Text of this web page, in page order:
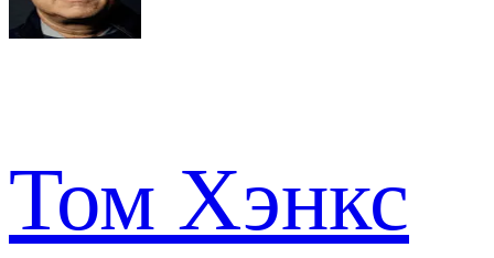
Том Хэнкс